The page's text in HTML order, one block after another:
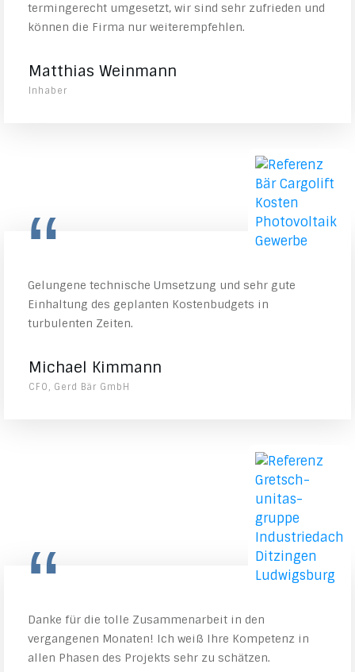
termingerecht umgesetzt, wir sind sehr zufrieden und
können die Firma nur weiterempfehlen.
Matthias Weinmann
Inhaber
“
Gelungene technische Umsetzung und sehr gute
Einhaltung des geplanten Kostenbudgets in
turbulenten Zeiten.
Michael Kimmann
CFO, Gerd Bär GmbH
“
Danke für die tolle Zusammenarbeit in den
vergangenen Monaten! Ich weiß Ihre Kompetenz in
allen Phasen des Projekts sehr zu schätzen.